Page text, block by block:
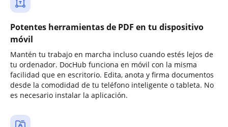
Potentes herramientas de PDF en tu dispositivo
móvil
Mantén tu trabajo en marcha incluso cuando estés lejos de
tu ordenador. DocHub funciona en móvil con la misma
facilidad que en escritorio. Edita, anota y firma documentos
desde la comodidad de tu teléfono inteligente o tableta. No
es necesario instalar la aplicación.